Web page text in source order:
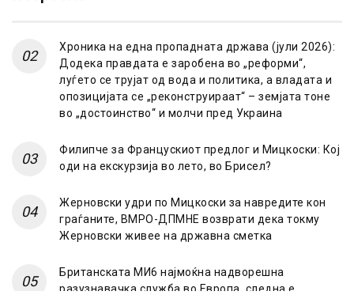
Хроника на една пропадната држава (јули 2026):
Додека правдата е заробена во „реформи“,
луѓето се трујат од вода и политика, а владата и
опозицијата се „реконструираат“ – земјата тоне
во „достоинство“ и молчи пред Украина
Филипче за Францускиот предлог и Мицкоски: Кој
оди на екскурзија во лето, во Брисел?
Жерновски удри по Мицкоски за навредите кон
граѓаните, ВМРО-ДПМНЕ возврати дека токму
Жерновски живее на државна сметка
Британската МИ6 најмоќна надворешна
разузнавачка служба во Европа, следна е